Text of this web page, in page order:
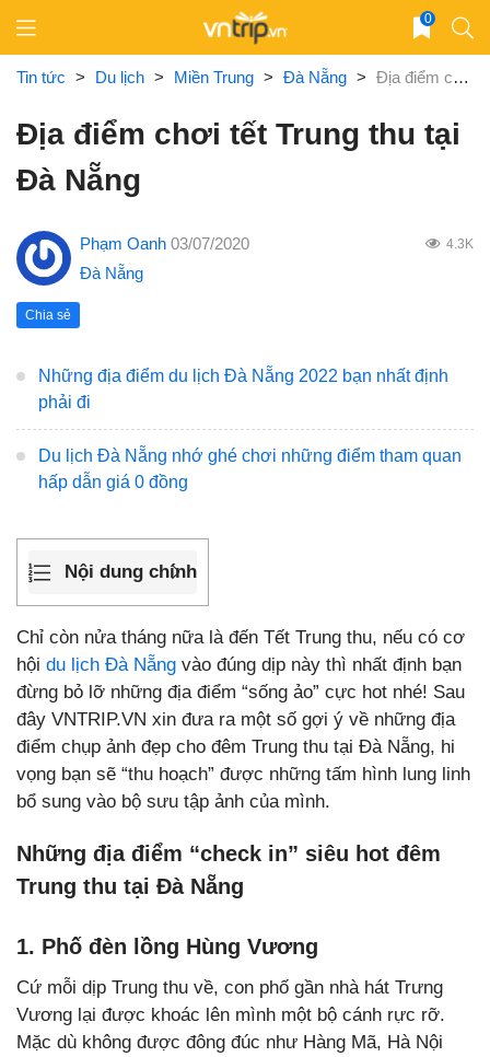
content
0
Tin tức > Du lịch > Miền Trung > Đà Nẵng > Địa điểm chơi tết Trung thu tại Đà Nẵng
Địa điểm chơi tết Trung thu tại
Đà Nẵng
Phạm Oanh 03/07/2020 4.3K
Đà Nẵng
Chia sẻ
Những địa điểm du lịch Đà Nẵng 2022 bạn nhất định
phải đi
Du lịch Đà Nẵng nhớ ghé chơi những điểm tham quan
hấp dẫn giá 0 đồng
Nội dung chính
Chỉ còn nửa tháng nữa là đến Tết Trung thu, nếu có cơ
hội du lịch Đà Nẵng vào đúng dịp này thì nhất định bạn
đừng bỏ lỡ những địa điểm “sống ảo” cực hot nhé! Sau
đây VNTRIP.VN xin đưa ra một số gợi ý về những địa
điểm chụp ảnh đẹp cho đêm Trung thu tại Đà Nẵng, hi
vọng bạn sẽ “thu hoạch” được những tấm hình lung linh
bổ sung vào bộ sưu tập ảnh của mình.
Những địa điểm “check in” siêu hot đêm
Trung thu tại Đà Nẵng
1. Phố đèn lồng Hùng Vương
Cứ mỗi dịp Trung thu về, con phố gần nhà hát Trưng
Vương lại được khoác lên mình một bộ cánh rực rỡ.
Mặc dù không được đông đúc như Hàng Mã, Hà Nội